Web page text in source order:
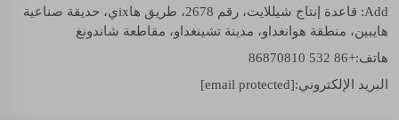
Add: قاعدة إنتاج شيللايت، رقم 2678، طريق هاixي، حديقة صناعية
هايبين، منطقة هوانغداو، مدينة تشينغداو، مقاطعة شاندونغ
هاتف:+86 532 86870810
البريد الإلكتروني:[email protected]